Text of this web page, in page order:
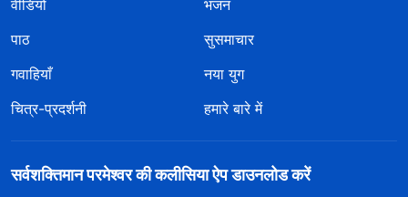
वीडियो
भजन
पाठ
सुसमाचार
गवाहियाँ
नया युग
चित्र-प्रदर्शनी
हमारे बारे में
सर्वशक्तिमान परमेश्वर की कलीसिया ऐप डाउनलोड करें